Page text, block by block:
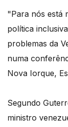
"Para nós está
política
problemas da
numa
Nova Iorque,
Segundo
ministro